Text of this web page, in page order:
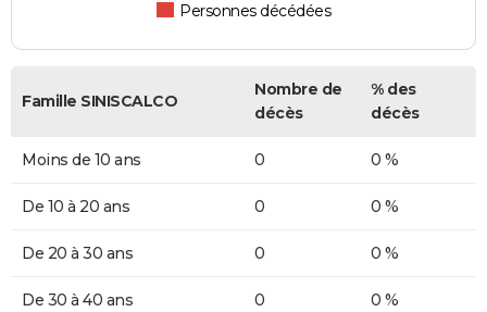
Personnes décédées
Famille SINISCALCO
Nombre de
décès
% des
décès
Moins de 10 ans 0 0 %
De 10 à 20 ans 0 0 %
De 20 à 30 ans 0 0 %
De 30 à 40 ans 0 0 %